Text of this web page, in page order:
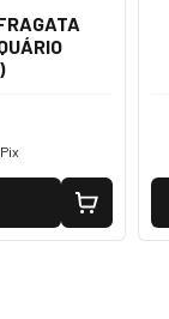
Pix